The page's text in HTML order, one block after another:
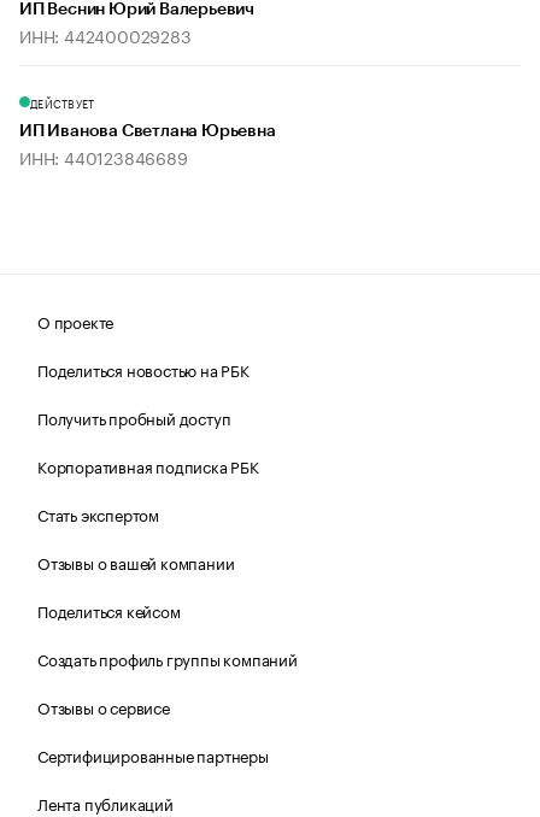
ИП Веснин Юрий Валерьевич
ИНН: 442400029283
ДЕЙСТВУЕТ
ИП Иванова Светлана Юрьевна
ИНН: 440123846689
О проекте
Поделиться новостью на РБК
Получить пробный доступ
Корпоративная подписка РБК
Стать экспертом
Отзывы о вашей компании
Поделиться кейсом
Создать профиль группы компаний
Отзывы о сервисе
Сертифицированные партнеры
Лента публикаций